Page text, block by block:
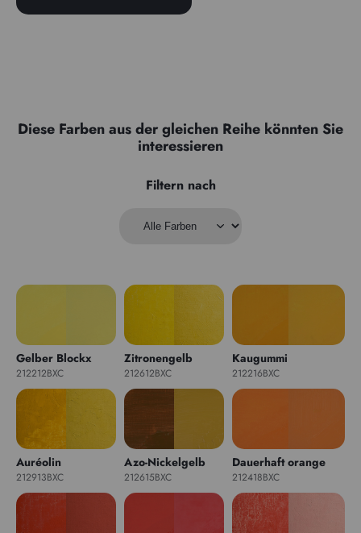
Diese Farben aus der gleichen Reihe könnten Sie
interessieren
Filtern nach
Gelber Blockx
212212BXC
Zitronengelb
212612BXC
Kaugummi
212216BXC
Auréolin
212913BXC
Azo-Nickelgelb
212615BXC
Dauerhaft orange
212418BXC